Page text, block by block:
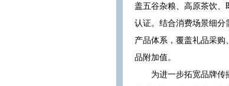
盖五谷杂粮、高原茶饮
认证。结合消费场景细
产品体系，覆盖礼品采
品附加值。
为进一步拓宽品牌